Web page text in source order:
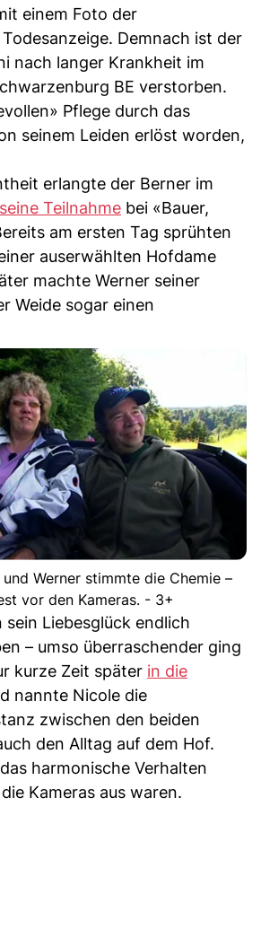
einem Foto der
Demnach ist der
nach langer Krankheit im
BE verstorben.
Pflege durch das
seinem Leiden erlöst worden,
erlangte der Berner im
seine Teilnahme bei «Bauer,
am ersten Tag sprühten
auserwählten Hofdame
machte Werner seiner
Weide sogar einen
Werner stimmte die Chemie –
vor den Kameras. - 3+
sein Liebesglück endlich
– umso überraschender ging
kurze Zeit später in die
nannte Nicole die
zwischen den beiden
den Alltag auf dem Hof.
harmonische Verhalten
Kameras aus waren.